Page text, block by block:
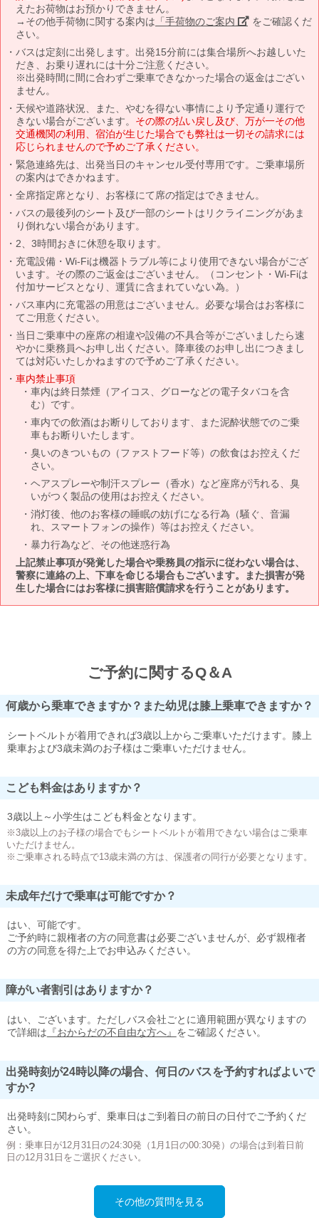
えたお荷物はお預かりできません。
→その他手荷物に関する案内は 「手荷物のご案内」 をご確認くだ
さい。
バスは定刻に出発します。出発15分前には集合場所へお越しいた
だき、お乗り遅れには十分ご注意ください。
※出発時間に間に合わずご乗車できなかった場合の返金はござい
ません。
天候や道路状況、また、やむを得ない事情により予定通り運行で
きない場合がございます。 その際の払い戻し及び、万が一その他
交通機関の利用、宿泊が生じた場合でも弊社は一切その請求には
応じられませんので予めご了承ください。
緊急連絡先は、出発当日のキャンセル受付専用です。ご乗車場所
の案内はできかねます。
全席指定席となり、お客様にて席の指定はできません。
バスの最後列のシート及び一部のシートはリクライニングがあま
り倒れない場合があります。
2、3時間おきに休憩を取ります。
充電設備・Wi-Fiは機器トラブル等により使用できない場合がござ
います。その際のご返金はございません。（コンセント・Wi-Fiは
付加サービスとなり、運賃に含まれていない為。）
バス車内に充電器の用意はございません。必要な場合はお客様に
てご用意ください。
当日ご乗車中の座席の相違や設備の不具合等がございましたら速
やかに乗務員へお申し出ください。降車後のお申し出につきまし
ては対応いたしかねますので予めご了承ください。
車内禁止事項
車内は終日禁煙（アイコス、グローなどの電子タバコを含
む）です。
車内での飲酒はお断りしております、また泥酔状態でのご乗
車もお断りいたします。
臭いのきついもの（ファストフード等）の飲食はお控えくだ
さい。
ヘアスプレーや制汗スプレー（香水）など座席が汚れる、臭
いがつく製品の使用はお控えください。
消灯後、他のお客様の睡眠の妨げになる行為（騒ぐ、音漏
れ、スマートフォンの操作）等はお控えください。
暴力行為など、その他迷惑行為
上記禁止事項が発覚した場合や乗務員の指示に従わない場合は、
警察に連絡の上、下車を命じる場合もございます。また損害が発
生した場合にはお客様に損害賠償請求を行うことがあります。
ご予約に関するQ＆A
何歳から乗車できますか？また幼児は膝上乗車できますか？
シートベルトが着用できれば3歳以上からご乗車いただけます。膝上
乗車および3歳未満のお子様はご乗車いただけません。
こども料金はありますか？
3歳以上～小学生はこども料金となります。
※3歳以上のお子様の場合でもシートベルトが着用できない場合はご乗車
いただけません。
※ご乗車される時点で13歳未満の方は、保護者の同行が必要となります。
未成年だけで乗車は可能ですか？
はい、可能です。
ご予約時に親権者の方の同意書は必要ございませんが、必ず親権者
の方の同意を得た上でお申込みください。
障がい者割引はありますか？
はい、ございます。ただしバス会社ごとに適用範囲が異なりますの
で詳細は 『おからだの不自由な方へ』 をご確認ください。
出発時刻が24時以降の場合、何日のバスを予約すればよいで
すか?
出発時刻に関わらず、乗車日はご到着日の前日の日付でご予約くだ
さい。
例：乗車日が12月31日の24:30発（1月1日の00:30発）の場合は到着日前
日の12月31日をご選択ください。
その他の質問を見る